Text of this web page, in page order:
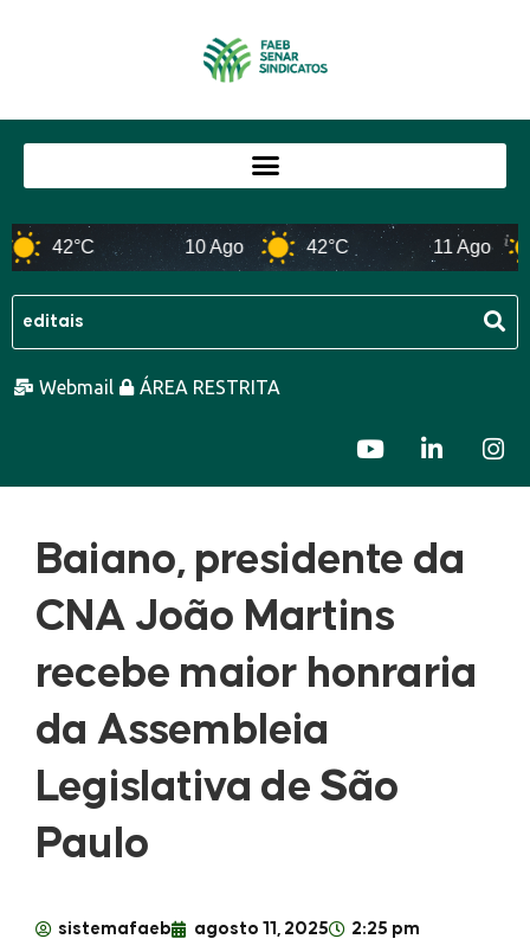
42°C 10 Ago 42°C 11 Ago
Webmail ÁREA RESTRITA
Baiano, presidente da
CNA João Martins
recebe maior honraria
da Assembleia
Legislativa de São
Paulo
sistemafaeb agosto 11, 2025 2:25 pm